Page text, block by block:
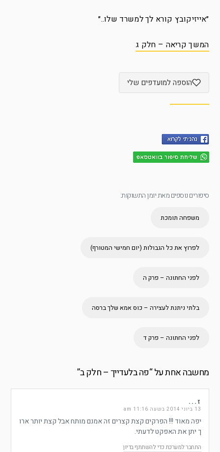
״אייזיקובץ קורא לך למשרד שלו..״
המשך קריאה – חלק ג
הוספה למועדפים שלי
סיפורים נוספים מאת יומן התשוקות:
משפחה תומכת
לפרוץ את כל הגבולות (יום חמישי המטורף)
לפני החתונה – פרק ה
בלתי ניתנת לעצירה – כוס אמא שלך ברסה
לפני החתונה – פרק ד
מחשבה אחת על “פה בלעדייך – חלק ב”
ז...
13 ביוני 2014 בשעה 11:16 am
יפה מאוד !!! הפרקים קצת קצרים זה אמנם מותח אבל קצת יותר ארו
ך יתן את האפקט לדעתי.
התחבר למערכת כדי להשתתף בדיון